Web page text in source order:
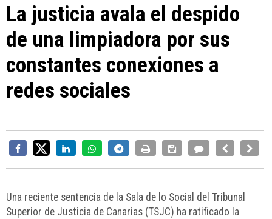
La justicia avala el despido
de una limpiadora por sus
constantes conexiones a
redes sociales
Una reciente sentencia de la Sala de lo Social del Tribunal
Superior de Justicia de Canarias (TSJC) ha ratificado la